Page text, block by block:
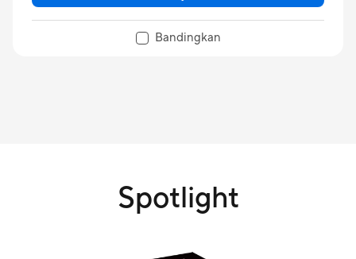
Bandingkan
Spotlight